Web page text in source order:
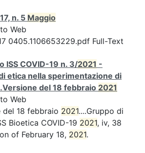
n. 5 Maggio
Web
0405.1106653229.pdf Full-Text
ISS COVID-19 n. 3/2021 -
etica nella sperimentazione di
del 18 febbraio 2021
Web
del 18 febbraio 2021....Gruppo di
Bioetica COVID-19 2021, iv, 38
of February 18, 2021.